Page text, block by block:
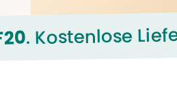
. Kostenlose